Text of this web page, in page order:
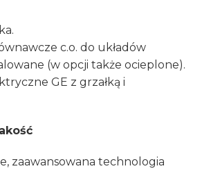
c.o. do układów
(w opcji także ocieplone).
GE z grzałką i
zaawansowana technologia